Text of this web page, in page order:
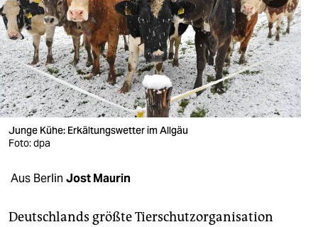
nord
wahrheit
verlag
verlag
veranstaltungen
shop
Junge Kühe: Erkältungswetter im Allgäu
Foto: dpa
Aus Berlin Jost Maurin
Deutschlands größte Tierschutzorganisation